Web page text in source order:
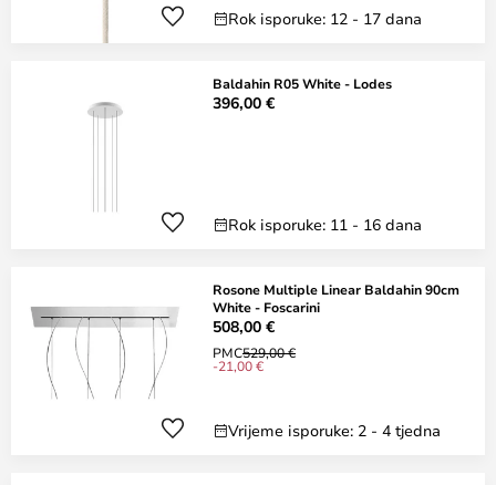
Rok isporuke: 12 - 17 dana
Baldahin R05 White - Lodes
396,00 €
Rok isporuke: 11 - 16 dana
Rosone Multiple Linear Baldahin 90cm
White - Foscarini
508,00 €
PMC529,00 €
-21,00 €
Vrijeme isporuke: 2 - 4 tjedna